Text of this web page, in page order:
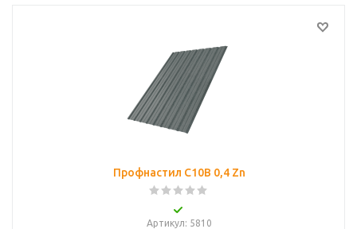
Профнастил С10B 0,4 Zn
Артикул: 5810